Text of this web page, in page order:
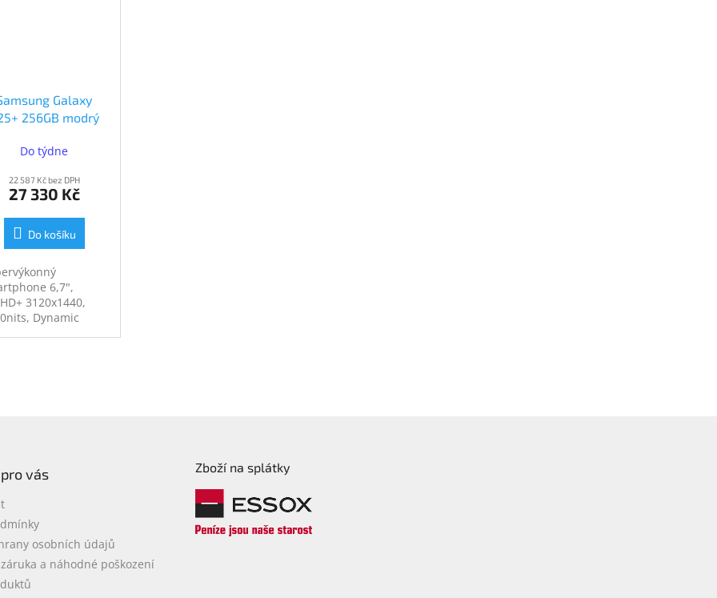
Galaxy
256GB modrý
Do týdne
22 587 Kč bez DPH
27 330 Kč
Do košíku
6,7",
3120x1440,
Dynamic
Android 15.
vás
osobních údajů
a náhodné poškození
Zboží na splátky